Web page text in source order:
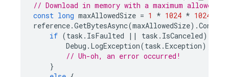
// Download in memory with a maximum allowed
const long maxAllowedSize = 1 * 1024 * 1024
reference.GetBytesAsync(maxAllowedSize).
if (task . IsFaulted || task . IsCanceled)
Debug . LogException(task .Exception);
// Uh-oh, an error occurred!
}